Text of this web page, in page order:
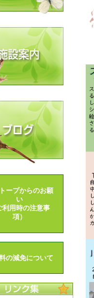
ープからのお願
い
利用時の注意事
項）
の減免について